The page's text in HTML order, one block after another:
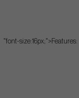
"font-size:16px;">Features: